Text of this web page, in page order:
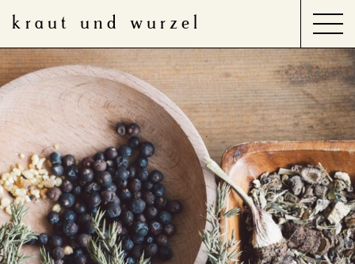
kraut und wurzel
Produkte
Anwendungsbereiche